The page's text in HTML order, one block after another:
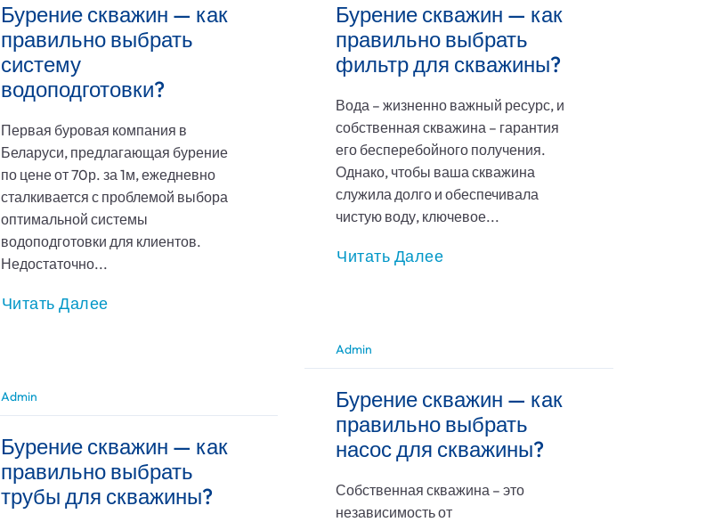
Бурение скважин — как
правильно выбрать
систему
водоподготовки?
Первая буровая компания в
Беларуси, предлагающая бурение
по цене от 70р. за 1м, ежедневно
сталкивается с проблемой выбора
оптимальной системы
водоподготовки для клиентов.
Недостаточно...
Читать Далее
Бурение скважин — как
правильно выбрать
фильтр для скважины?
Вода – жизненно важный ресурс, и
собственная скважина – гарантия
его бесперебойного получения.
Однако, чтобы ваша скважина
служила долго и обеспечивала
чистую воду, ключевое...
Читать Далее
Admin
Бурение скважин — как
правильно выбрать
насос для скважины?
Собственная скважина – это
независимость от
Admin
Бурение скважин — как
правильно выбрать
трубы для скважины?